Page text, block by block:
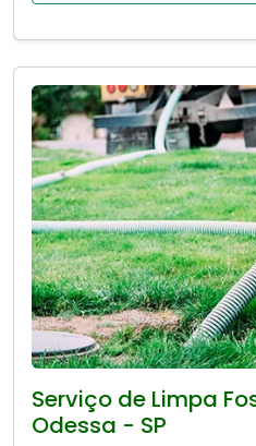
Serviço de Limpa
Odessa - SP